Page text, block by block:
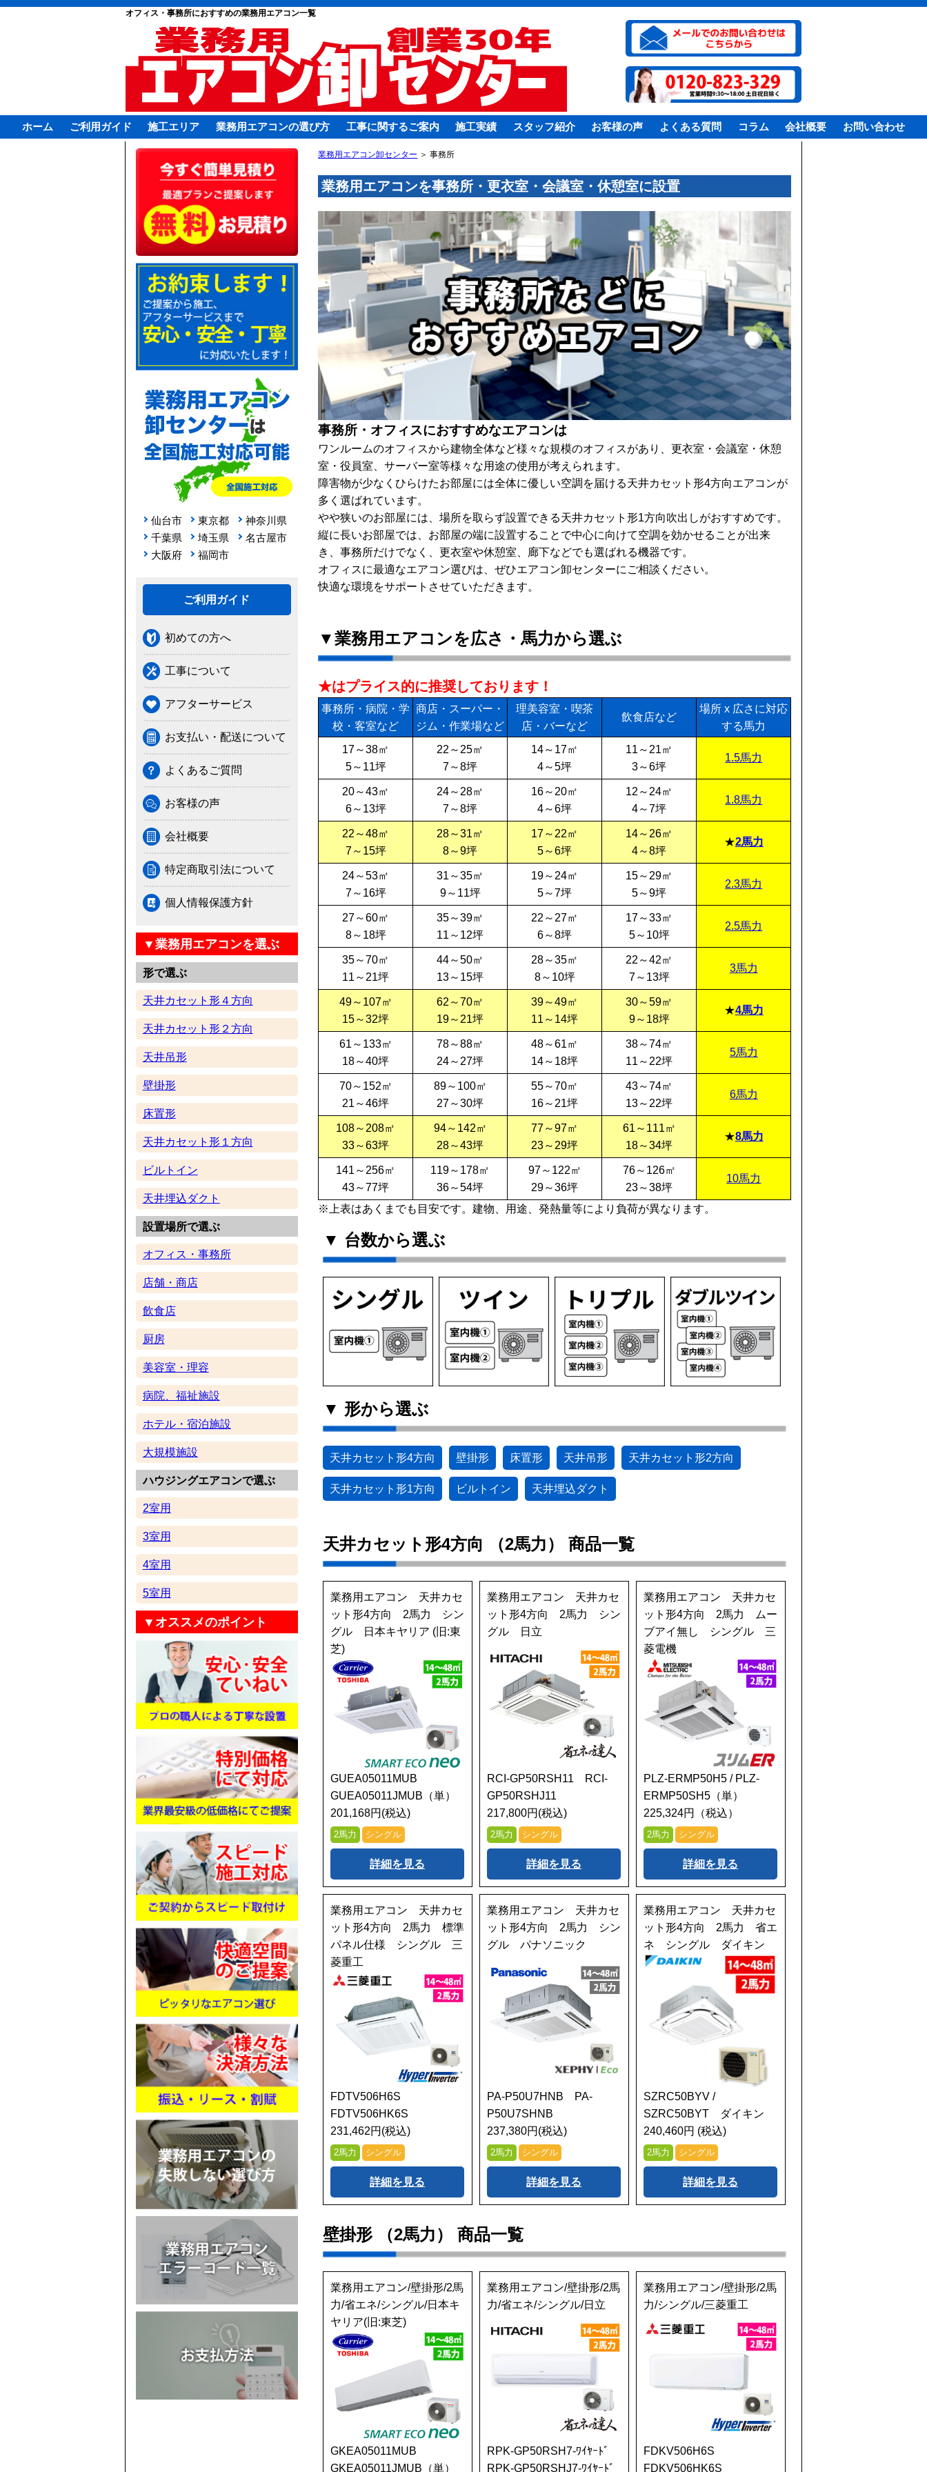
オフィス・事務所におすすめの業務用エアコン一覧
ホーム ご利用ガイド 施工エリア 業務用エアコンの選び方 工事に関するご案内 施工実績 スタッフ紹介 お客様の声 よくある質問 コラム 会社概要 お問い合わせ
仙台市 東京都
神奈川県
千葉県
埼玉県
名古屋市
大阪府
福岡市
ご利用ガイド
初めての方へ
工事について
アフターサービス
お支払い・配送について
よくあるご質問
お客様の声
会社概要
特定商取引法について
個人情報保護方針
▼業務用エアコンを選ぶ
形で選ぶ
天井カセット形４方向
天井カセット形２方向
天井吊形
壁掛形
床置形
天井カセット形１方向
ビルトイン
天井埋込ダクト
設置場所で選ぶ
オフィス・事務所
店舗・商店
飲食店
厨房
美容室・理容
病院、福祉施設
ホテル・宿泊施設
大規模施設
ハウジングエアコンで選ぶ
2室用
3室用
4室用
5室用
▼オススメのポイント
業務用エアコン卸センター ＞ 事務所
業務用エアコンを事務所・更衣室・会議室・休憩室に設置
事務所・オフィスにおすすめなエアコンは
ワンルームのオフィスから建物全体など様々な規模のオフィスがあり、更衣室・会議室・休憩
室・役員室、サーバー室等様々な用途の使用が考えられます。
障害物が少なくひらけたお部屋には全体に優しい空調を届ける天井カセット形4方向エアコンが
多く選ばれています。
やや狭いのお部屋には、場所を取らず設置できる天井カセット形1方向吹出しがおすすめです。
縦に長いお部屋では、お部屋の端に設置することで中心に向けて空調を効かせることが出来
き、事務所だけでなく、更衣室や休憩室、廊下などでも選ばれる機器です。
オフィスに最適なエアコン選びは、ぜひエアコン卸センターにご相談ください。
快適な環境をサポートさせていただきます。
▼業務用エアコンを広さ・馬力から選ぶ
★はプライス的に推奨しております！
事務所・病院・学
校・客室など
商店・スーパー・
ジム・作業場など
理美容室・喫茶
店・バーなど
飲食店など
場所 x 広さに対応
する馬力
17～38㎡
5～11坪
22～25㎡
7～8坪
14～17㎡
4～5坪
11～21㎡
3～6坪
1.5馬力
20～43㎡
6～13坪
24～28㎡
7～8坪
16～20㎡
4～6坪
12～24㎡
4～7坪
1.8馬力
22～48㎡
7～15坪
28～31㎡
8～9坪
17～22㎡
5～6坪
14～26㎡
4～8坪
2馬力
24～53㎡
7～16坪
31～35㎡
9～11坪
19～24㎡
5～7坪
15～29㎡
5～9坪
2.3馬力
27～60㎡
8～18坪
35～39㎡
11～12坪
22～27㎡
6～8坪
17～33㎡
5～10坪
2.5馬力
35～70㎡
11～21坪
44～50㎡
13～15坪
28～35㎡
8～10坪
22～42㎡
7～13坪
3馬力
49～107㎡
15～32坪
62～70㎡
19～21坪
39～49㎡
11～14坪
30～59㎡
9～18坪
4馬力
61～133㎡
18～40坪
78～88㎡
24～27坪
48～61㎡
14～18坪
38～74㎡
11～22坪
5馬力
70～152㎡
21～46坪
89～100㎡
27～30坪
55～70㎡
16～21坪
43～74㎡
13～22坪
6馬力
108～208㎡
33～63坪
94～142㎡
28～43坪
77～97㎡
23～29坪
61～111㎡
18～34坪
8馬力
141～256㎡
43～77坪
119～178㎡
36～54坪
97～122㎡
29～36坪
76～126㎡
23～38坪
10馬力
※上表はあくまでも目安です。建物、用途、発熱量等により負荷が異なります。
▼ 台数から選ぶ
▼ 形から選ぶ
天井カセット形4方向 壁掛形 床置形 天井吊形 天井カセット形2方向
天井カセット形1方向 ビルトイン 天井埋込ダクト
天井カセット形4方向 （2馬力） 商品一覧
業務用エアコン 天井カセ
ット形4方向 2馬力 シン
グル 日本キヤリア (旧:東
芝)
GUEA05011MUB
GUEA05011JMUB（単）
201,168円(税込)
2馬力 シングル
詳細を見る
業務用エアコン 天井カセ
ット形4方向 2馬力 シン
グル 日立
RCI-GP50RSH11 RCI-
GP50RSHJ11
217,800円(税込)
2馬力 シングル
詳細を見る
業務用エアコン 天井カセ
ット形4方向 2馬力 ムー
ブアイ無し シングル 三
菱電機
PLZ-ERMP50H5 / PLZ-
ERMP50SH5（単）
225,324円（税込）
2馬力 シングル
詳細を見る
業務用エアコン 天井カセ
ット形4方向 2馬力 標準
パネル仕様 シングル 三
菱重工
FDTV506H6S
FDTV506HK6S
231,462円(税込)
2馬力 シングル
詳細を見る
業務用エアコン 天井カセ
ット形4方向 2馬力 シン
グル パナソニック
PA-P50U7HNB PA-
P50U7SHNB
237,380円(税込)
2馬力 シングル
詳細を見る
業務用エアコン 天井カセ
ット形4方向 2馬力 省エ
ネ シングル ダイキン
SZRC50BYV /
SZRC50BYT ダイキン
240,460円 (税込)
2馬力 シングル
詳細を見る
壁掛形 （2馬力） 商品一覧
業務用エアコン/壁掛形/2馬
力/省エネ/シングル/日本キ
ヤリア(旧:東芝)
GKEA05011MUB
GKEA05011JMUB（単）
業務用エアコン/壁掛形/2馬
力/省エネ/シングル/日立
RPK-GP50RSH7-ﾜｲﾔｰﾄﾞ
RPK-GP50RSHJ7-ﾜｲﾔｰﾄﾞ
業務用エアコン/壁掛形/2馬
力/シングル/三菱重工
FDKV506H6S
FDKV506HK6S